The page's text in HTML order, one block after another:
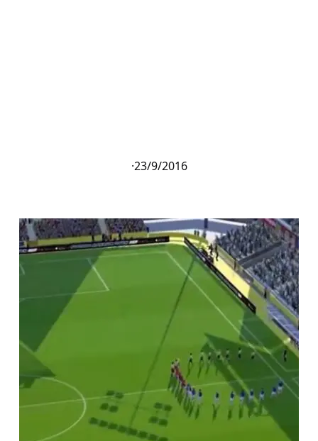
·23/9/2016